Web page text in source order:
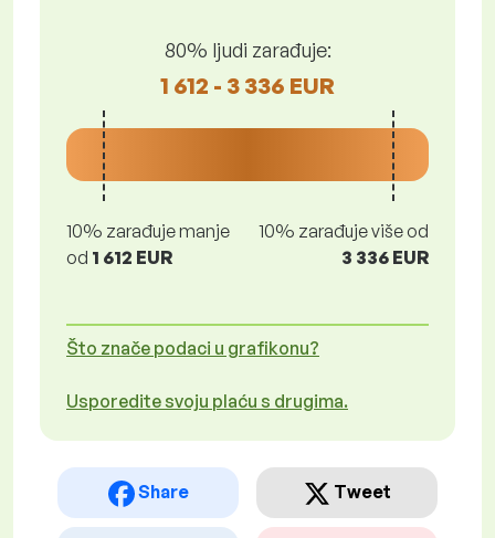
80% ljudi zarađuje:
1 612 - 3 336 EUR
10% zarađuje manje
od 1 612 EUR
10% zarađuje više od
3 336 EUR
Što znače podaci u grafikonu?
Usporedite svoju plaću s drugima.
Share Tweet